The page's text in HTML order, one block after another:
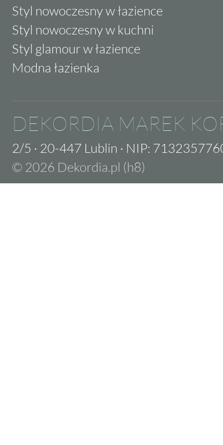
Styl nowoczesny w łazience
Styl nowoczesny w kuchni
Styl glamour w łazience
Modna łazienka
DEKORDIA MAREK
2/5 · 20-447 Lublin · NIP:
© 2026 Dekordia.pl (h8)